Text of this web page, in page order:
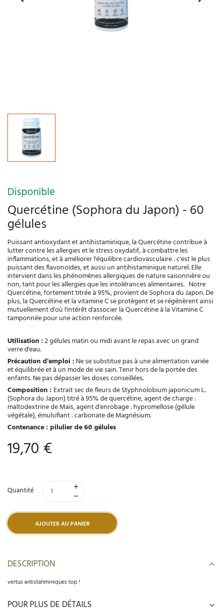
Disponible
Quercétine (Sophora du Japon) - 60
gélules
Puissant antioxydant et antihistaminique, la Quercétine contribue à
lutter contre les allergies et le stress oxydatif, à combattre les
inflammations, et à améliorer l'équilibre cardiovasculaire : c'est le plus
puissant des flavonoïdes, et aussi un antihistaminique naturel. Elle
intervient dans les phénomènes allergiques de nature saisonnière ou
non, tant pour les allergies que les intolérances alimentaires. Notre
Quercétine, fortement titrée à 95%, provient de Sophora du Japon. De
plus, la Quercétine et la vitamine C se protègent et se régénèrent ainsi
mutuellement d'où l'intérêt d'associer la Quercétine à la Vitamine C
tamponnée pour une action renforcée.
Utilisation :2 gélules matin ou midi avant le repas avec un grand
verre d'eau.
Précaution d'emploi :Ne se substitue pas à une alimentation variée
et équilibrée et à un mode de vie sain. Tenir hors de la portée des
enfants. Ne pas dépasser les doses conseillées.
Composition : Extrait sec de fleurs de Styphnolobium japonicum L.
(Sophora du Japon) titré à 95% de quercétine, agent de charge :
maltodextrine de Maïs, agent d'enrobage : hypromellose (gélule
végétale), émulsifiant : carbonate de Magnésium.
Contenance : pilulier de 60 gélules
19,70 €
Quantité
AJOUTER AU PANIER
DESCRIPTION
vertus antistahminiques top !
POUR PLUS DE DÉTAILS